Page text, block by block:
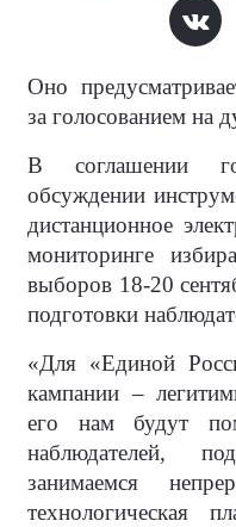
Оно
за голосованием на
В соглашении
обсуждении
дистанционное
мониторинге
выборов 18-20
подготовки
«Для «Единой
кампании –
его нам будут
наблюдателей,
занимаемся
технологическая